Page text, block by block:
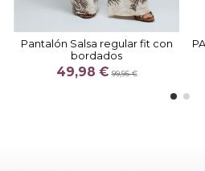
Pantalón Salsa regular fit con
bordados
49,98 €99,95 €